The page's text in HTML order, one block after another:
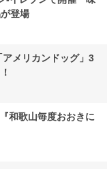
登場
アメリカンドッグ」3
和歌山毎度おおきに